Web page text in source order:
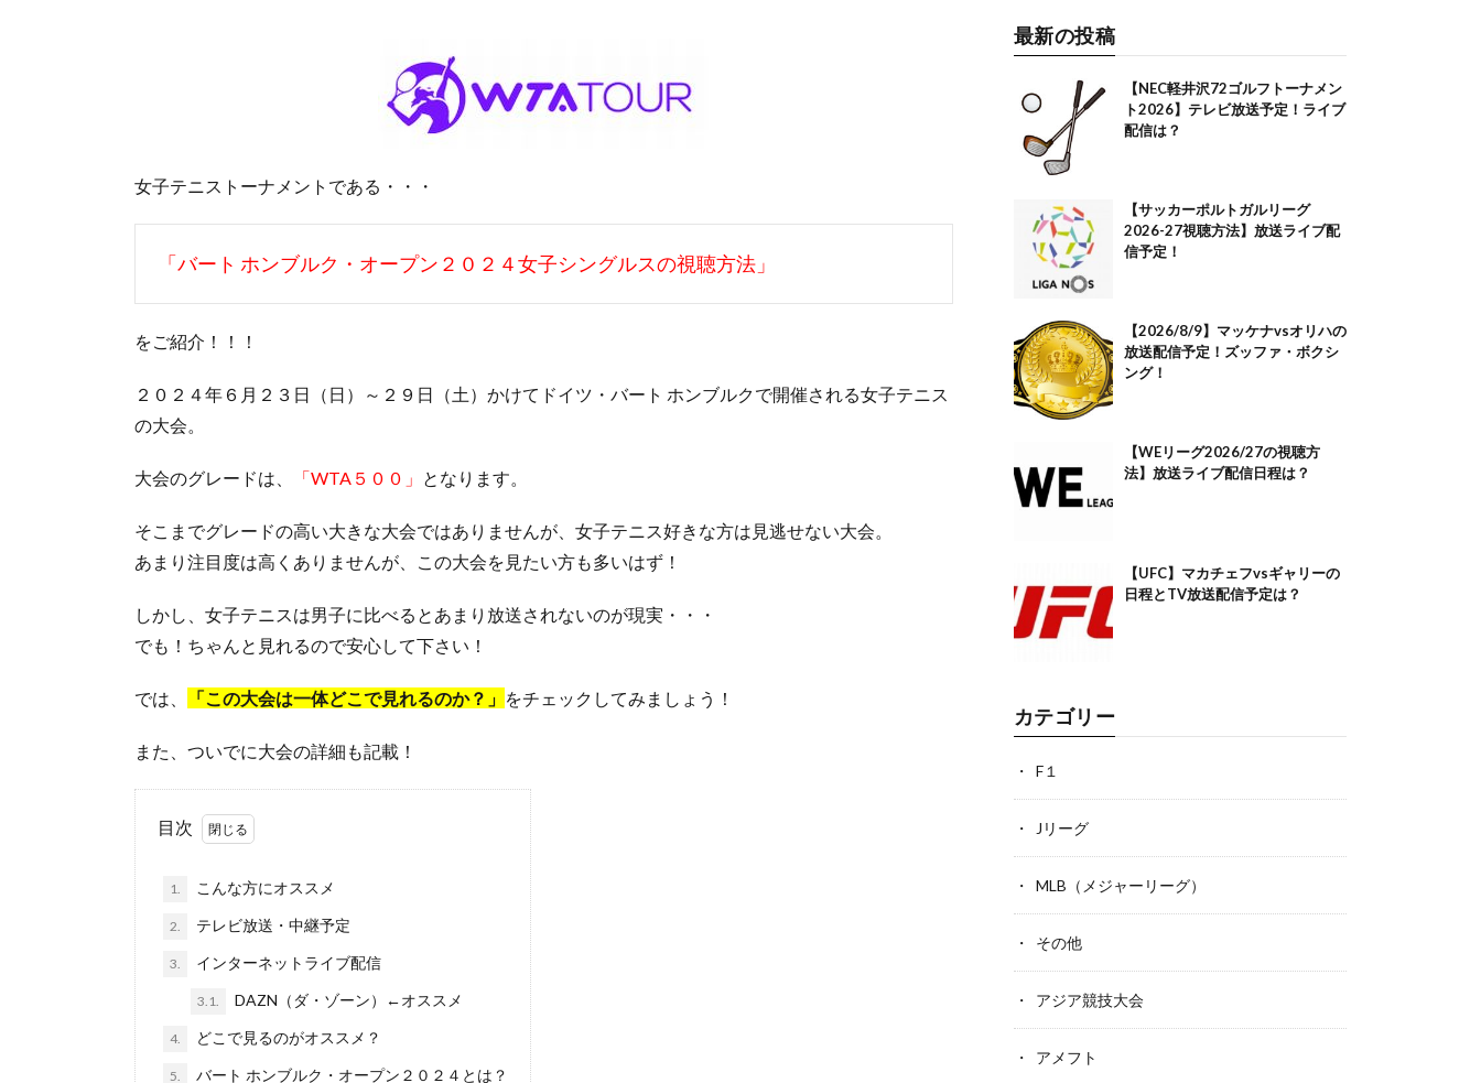
女子テニストーナメントである・・・
「バート ホンブルク・オープン２０２４女子シングルスの視聴方法」
をご紹介！！！
２０２４年６月２３日（日）～２９日（土）かけてドイツ・バート ホンブルクで開催される女子テニス
の大会。
大会のグレードは、 「WTA５００」 となります。
そこまでグレードの高い大きな大会ではありませんが、女子テニス好きな方は見逃せない大会。
あまり注目度は高くありませんが、この大会を見たい方も多いはず！
しかし、女子テニスは男子に比べるとあまり放送されないのが現実・・・
でも！ちゃんと見れるので安心して下さい！
では、 「この大会は一体どこで見れるのか？」 をチェックしてみましょう！
また、ついでに大会の詳細も記載！
目次
1. こんな方にオススメ
2. テレビ放送・中継予定
3. インターネットライブ配信
3.1. DAZN（ダ・ゾーン）←オススメ
4. どこで見るのがオススメ？
5. バート ホンブルク・オープン２０２４とは？
最新の投稿
【NEC軽井沢72ゴルフトーナメン
ト2026】テレビ放送予定！ライブ
配信は？
【サッカーポルトガルリーグ
2026-27視聴方法】放送ライブ配
信予定！
【2026/8/9】マッケナvsオリハの
放送配信予定！ズッファ・ボクシ
ング！
【WEリーグ2026/27の視聴方
法】放送ライブ配信日程は？
【UFC】マカチェフvsギャリーの
日程とTV放送配信予定は？
カテゴリー
F１
Jリーグ
MLB（メジャーリーグ）
その他
アジア競技大会
アメフト